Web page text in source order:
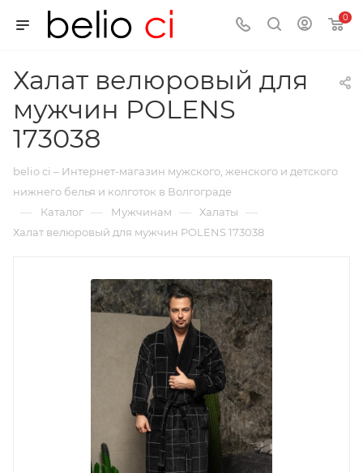
0
Халат велюровый для
мужчин POLENS
173038
belio ci – Интернет-магазин мужского, женского и детского
нижнего белья и колготок в Волгограде
— Каталог — Мужчинам — Халаты —
Халат велюровый для мужчин POLENS 173038